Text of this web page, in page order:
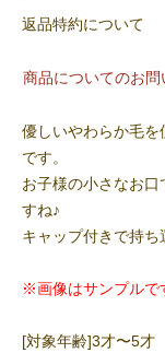
返品特約について
商品についてのお問
優しいやわらか毛を
です。
お子様の小さなお
すね♪
キャップ付きで持
※画像はサンプルで
[対象年齢]3才〜5才